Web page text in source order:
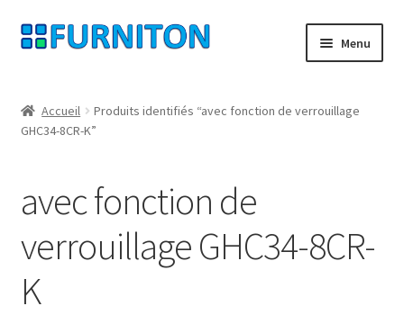
Aller
à
navigation
Aller
au
Menu
Nos partenaires
Droit de rétractation
Contact
Accueil
Produits identifiés “avec fonction de verrouillage
GHC34-8CR-K”
avec fonction de
verrouillage GHC34-8CR-
K